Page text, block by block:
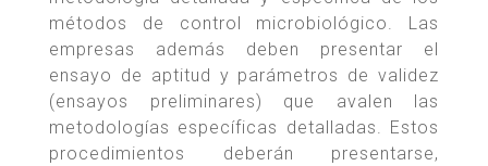
métodos de control microbiológico. Las
empresas además deben presentar el
ensayo de aptitud y parámetros de validez
(ensayos preliminares) que avalen las
metodologías específicas detalladas. Estos
procedimientos deberán presentarse,